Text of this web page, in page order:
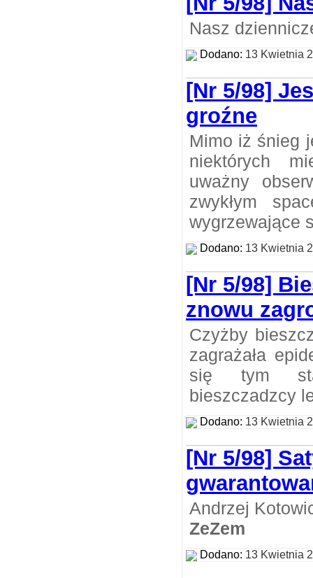
Nasz
Dodano: 13 Kwietnia
[Nr 5/98]
groźne
Mimo iż śnieg
niektórych
uważny
zwykłym
wygrzewające
Dodano: 13 Kwietnia
[Nr 5/98]
znowu
Czyżby
zagrażała
się tym
bieszczadzcy
Dodano: 13 Kwietnia
[Nr 5/98]
Andrzej
ZeZem
Dodano: 13 Kwietnia